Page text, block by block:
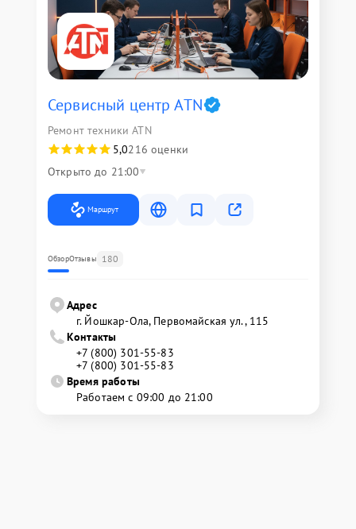
Сервисный центр ATN
Ремонт техники ATN
5,0216 оценки
Открыто до 21:00
Маршрут
ОбзорОтзывы 180
Адрес
г. Йошкар-Ола, Первомайская ул., 115
Контакты
+7 (800) 301-55-83
+7 (800) 301-55-83
Время работы
Работаем с 09:00 до 21:00